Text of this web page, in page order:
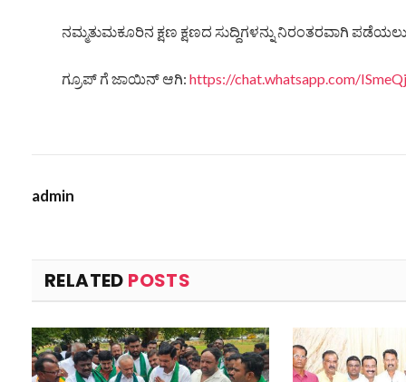
ನಮ್ಮತುಮಕೂರಿನ ಕ್ಷಣ ಕ್ಷಣದ ಸುದ್ದಿಗಳನ್ನು ನಿರಂತರವಾಗಿ
ಗ್ರೂಪ್ ಗೆ ಜಾಯಿನ್ ಆಗಿ: https://chat.whatsapp.com/
admin
RELATED POSTS